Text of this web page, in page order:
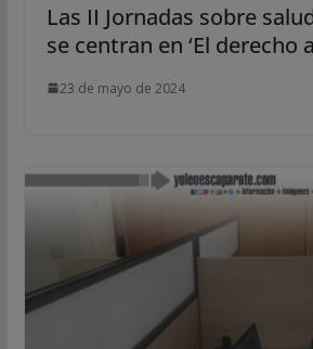
Las II Jornadas sobre
se centran en ‘El derecho
23 de mayo de 2024